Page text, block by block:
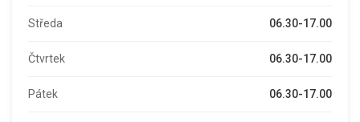
Středa 06.30-17.00
Čtvrtek 06.30-17.00
Pátek 06.30-17.00